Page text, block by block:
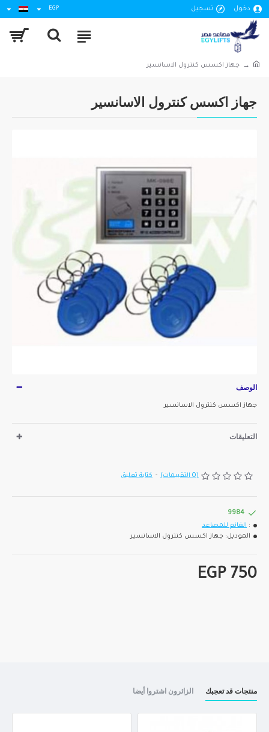
دخول تسجيل EGP
جهاز اكسس كنترول الاسانسير
جهاز اكسس كنترول الاسانسير
الوصف
جهاز اكسس كنترول الاسانسير
التعليقات
(0 التقييمات) - كتابة تعليق
EGP 750
9984
: الغانم للمصاعد
الموديل: جهاز اكسس كنترول الاسانسير
منتجات قد تعجبك الزائرون اشتروا أيضا